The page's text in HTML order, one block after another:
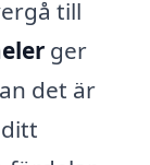
till
ger
det är